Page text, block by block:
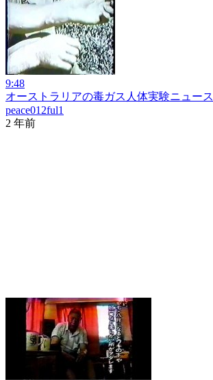
9:48
オーストラリアの毒ガス人体実験ニュース
peace012ful1
2 年前